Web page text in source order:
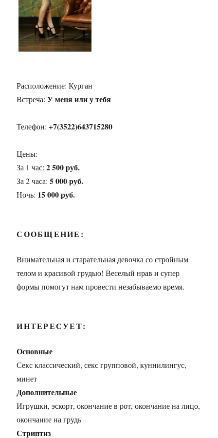
Расположение:Курган
Встреча:У меня или у тебя
Телефон:+7(3522)643715280
Цены:
За 1 час:2 500 руб.
За 2 часа:5 000 руб.
Ночь: 15 000 руб.
СООБЩЕНИЕ:
Внимательная и старательная девочка со стройным
телом и красивой грудью! Веселый нрав и супер
формы помогут нам провести незабываемо время.
ИНТЕРЕСУЕТ:
Основные
Секс классический, секс групповой, куннилингус,
минет
Дополнительные
Игрушки, эскорт, окончание в рот, окончание на лицо,
окончание на грудь
Стриптиз